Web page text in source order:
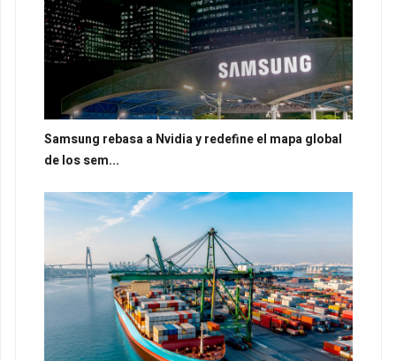
Samsung rebasa a Nvidia y redefine el mapa global
de los sem...